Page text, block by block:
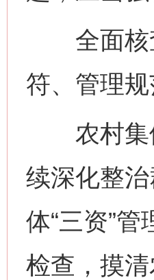
全面核查
符、管理
农村集体
续深化整
体“三资”
检查，摸